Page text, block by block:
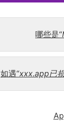
哪些是“
如遇“xxx.app已